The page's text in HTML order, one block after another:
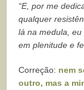
“E, por me
qualquer
lá na medula,
em plenitude e
Correção: nem
outro, mas a